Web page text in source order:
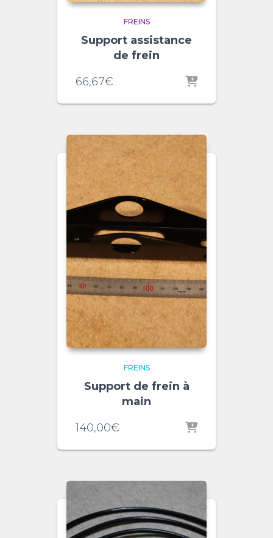
FREINS
Support assistance
de frein
66,67€
FREINS
Support de frein à
main
140,00€